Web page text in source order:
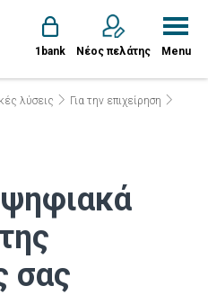
1bank Νέος πελάτης Menu
λύσεις
Για την επιχείρηση
σας